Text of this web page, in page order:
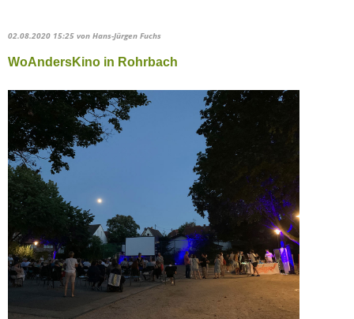
02.08.2020 15:25 von Hans-Jürgen Fuchs
WoAndersKino in Rohrbach